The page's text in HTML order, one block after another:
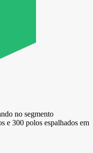
no segmento
e 300 polos espalhados em